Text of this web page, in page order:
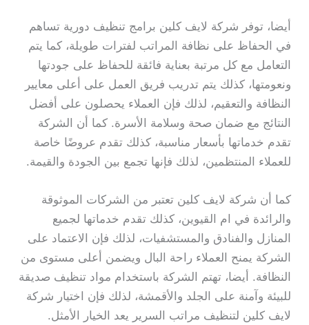
أيضا، توفر شركة لايف كلين برامج تنظيف دورية تساهم
في الحفاظ على نظافة المراتب لفترات طويلة، كما يتم
التعامل مع كل مرتبة بعناية فائقة للحفاظ على جودتها
ونعومتها، كذلك يتم تدريب فريق العمل على أعلى معايير
النظافة والتعقيم، لذلك فإن العملاء يحصلون على أفضل
النتائج مع ضمان صحة وسلامة الأسرة. كما أن الشركة
تقدم خدماتها بأسعار مناسبة، كذلك تقدم عروضًا خاصة
للعملاء المنتظمين، لذلك فإنها تجمع بين الجودة والقيمة.
كما أن شركة لايف كلين تعتبر من الشركات الموثوقة
والرائدة في ام القيوين، كذلك تقدم خدماتها لجميع
المنازل والفنادق والمستشفيات، لذلك فإن الاعتماد على
الشركة يمنح العملاء راحة البال ويضمن أعلى مستوى من
النظافة. أيضا، تهتم الشركة باستخدام مواد تنظيف صديقة
للبيئة وآمنة على الجلد والأقمشة، لذلك فإن اختيار شركة
لايف كلين لتنظيف مراتب السرير يعد الخيار الأمثل.